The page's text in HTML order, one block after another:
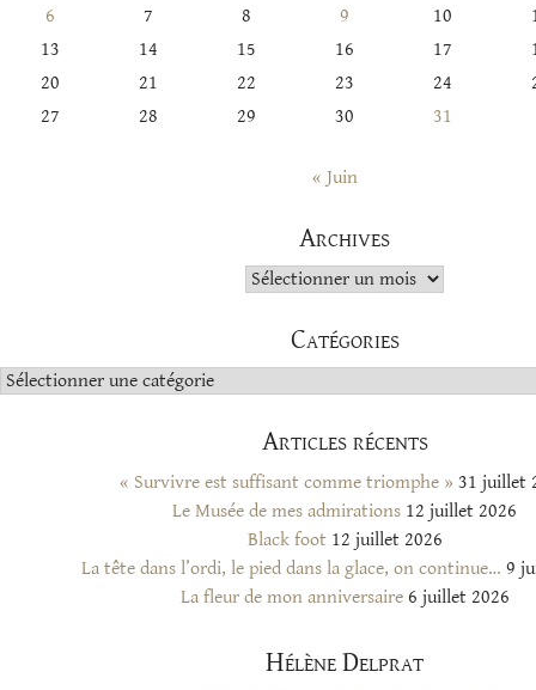
6
7 8 9 10
13
14 15 16 17
20
21 22 23 24
27
28 29 30 31
« Juin
Archives
Archives
Catégories
Catégories
Articles récents
« Survivre est suffisant comme triomphe » 31 juillet
Le Musée de mes admirations 12 juillet 2026
Black foot 12 juillet 2026
La tête dans l’ordi, le pied dans la glace, on continue… 9
La fleur de mon anniversaire 6 juillet 2026
Hélène Delprat